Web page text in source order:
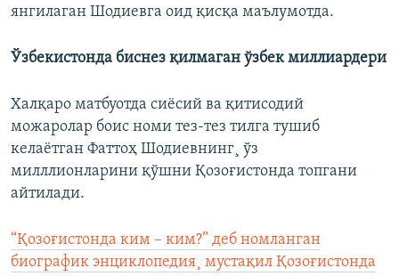
янгилаган Шодиeвга оид қисқа маълумотда.
Ўзбекистонда биснез қилмаган ўзбек миллиардери
Халқаро матбуотда сиëсий ва қитисодий
можаролар боис номи тез-тез тилга тушиб
келаëтган Фаттоҳ Шодиевнинг¸ ўз
милллионларини қўшни Қозоғистонда топгани
айтилади.
“Қозоғистонда ким – ким?” деб номланган
биографик энциклопедия¸ мустақил Қозоғистонда